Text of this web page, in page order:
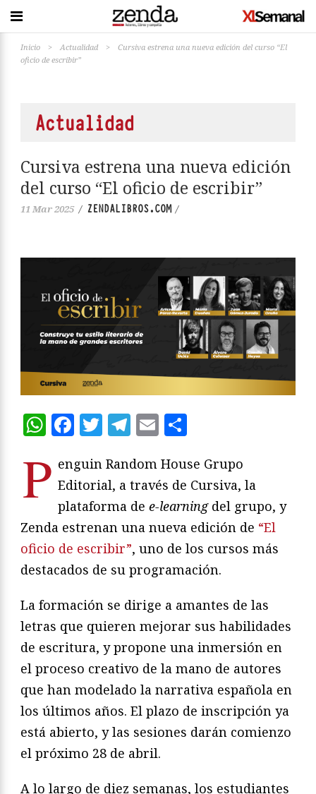
Inicio > Actualidad >
Cursiva estrena una nueva edición del curso “El
oficio de escribir”
Actualidad
Cursiva estrena una nueva edición
del curso “El oficio de escribir”
11 Mar 2025 / ZENDALIBROS.COM/
WhatsApp
Facebook
Twitter
Telegram
Email
P enguin Random House Grupo
Editorial, a través de Cursiva, la
plataforma de e-learningdel grupo, y
Zenda estrenan una nueva edición de “El
oficio de escribir”, uno de los cursos más
destacados de su programación.
La formación se dirige a amantes de las
letras que quieren mejorar sus habilidades
de escritura, y propone una inmersión en
el proceso creativo de la mano de autores
que han modelado la narrativa española en
los últimos años. El plazo de inscripción ya
está abierto, y las sesiones darán comienzo
el próximo 28 de abril.
A lo largo de diez semanas, los estudiantes